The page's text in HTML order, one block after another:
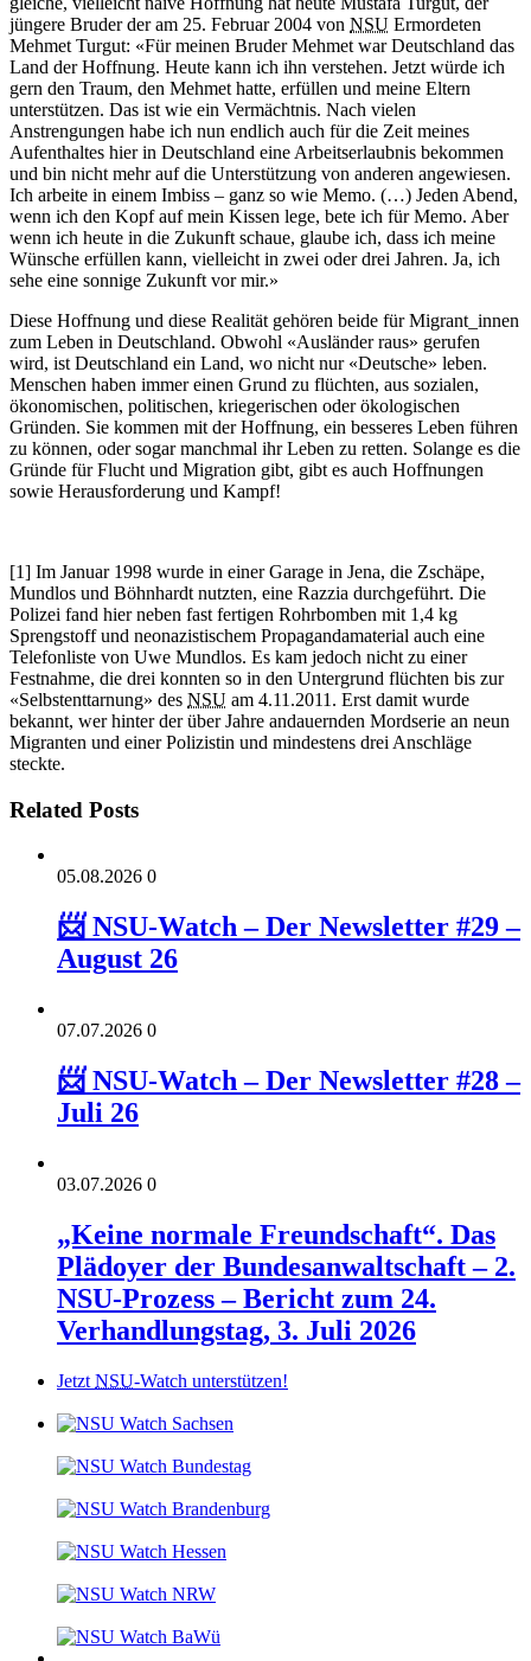
jüngere Bruder der am 25. Februar 2004 von NSU Ermordeten
Mehmet Turgut: «Für meinen Bruder Mehmet war Deutschland das
Land der Hoffnung. Heute kann ich ihn verstehen. Jetzt würde ich
gern den Traum, den Mehmet hatte, erfüllen und meine Eltern
unterstützen. Das ist wie ein Vermächtnis. Nach vielen
Anstrengungen habe ich nun endlich auch für die Zeit meines
Aufenthaltes hier in Deutschland eine Arbeitserlaubnis bekommen
und bin nicht mehr auf die Unterstützung von anderen angewiesen.
Ich arbeite in einem Imbiss – ganz so wie Memo. (…) Jeden Abend,
wenn ich den Kopf auf mein Kissen lege, bete ich für Memo. Aber
wenn ich heute in die Zukunft schaue, glaube ich, dass ich meine
Wünsche erfüllen kann, vielleicht in zwei oder drei Jahren. Ja, ich
sehe eine sonnige Zukunft vor mir.»
Diese Hoffnung und diese Realität gehören beide für Migrant_innen
zum Leben in Deutschland. Obwohl «Ausländer raus» gerufen
wird, ist Deutschland ein Land, wo nicht nur «Deutsche» leben.
Menschen haben immer einen Grund zu flüchten, aus sozialen,
ökonomischen, politischen, kriegerischen oder ökologischen
Gründen. Sie kommen mit der Hoffnung, ein besseres Leben führen
zu können, oder sogar manchmal ihr Leben zu retten. Solange es die
Gründe für Flucht und Migration gibt, gibt es auch Hoffnungen
sowie Herausforderung und Kampf!
[1] Im Januar 1998 wurde in einer Garage in Jena, die Zschäpe,
Mundlos und Böhnhardt nutzten, eine Razzia durchgeführt. Die
Polizei fand hier neben fast fertigen Rohrbomben mit 1,4 kg
Sprengstoff und neonazistischem Propagandamaterial auch eine
Telefonliste von Uwe Mundlos. Es kam jedoch nicht zu einer
Festnahme, die drei konnten so in den Untergrund flüchten bis zur
«Selbstenttarnung» des NSU am 4.11.2011. Erst damit wurde
bekannt, wer hinter der über Jahre andauernden Mordserie an neun
Migranten und einer Polizistin und mindestens drei Anschläge
steckte.
Related Posts
05.08.2026 0
📨 NSU-Watch – Der Newsletter #29 –
August 26
07.07.2026 0
📨 NSU-Watch – Der Newsletter #28 –
Juli 26
03.07.2026 0
„Keine normale Freundschaft“. Das
Plädoyer der Bundesanwaltschaft – 2.
NSU-Prozess – Bericht zum 24.
Verhandlungstag, 3. Juli 2026
Jetzt NSU-Watch unterstützen!